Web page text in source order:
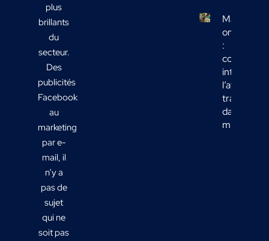
plus
brillants
du
secteur.
Des
publicités
Facebook
au
marketing
par e-
mail, il
n’y a
pas de
sujet
qui ne
soit pas
Marketing
omnicanal
:
comment
intégrer
l’affichage
transport
dans votre
mix média